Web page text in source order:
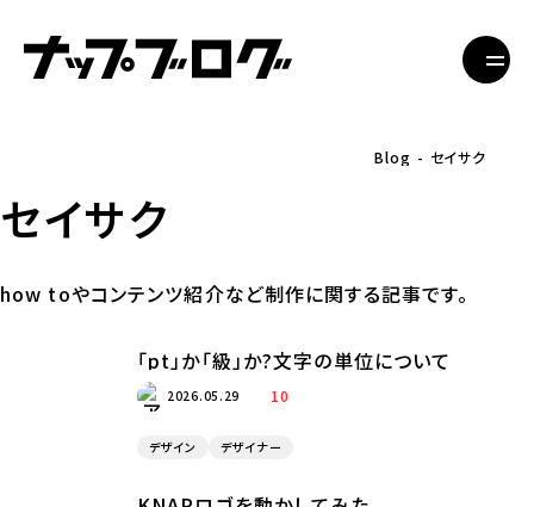
Blog セイサク
セイサク
how toやコンテンツ紹介など制作に関する記事です。
「pt」か「級」か?文字の単位について
2026.05.29 10
デザイン デザイナー